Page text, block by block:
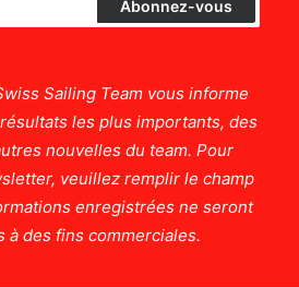
Sailing Team vous informe
les plus importants, des
nouvelles du team. Pour
veuillez remplir le champ
enregistrées ne seront
à des fins commerciales.